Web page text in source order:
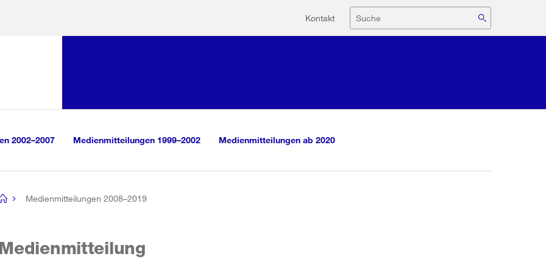
Hilfsnavigation
Kontakt Suche
2002–2007 Medienmitteilungen 1999–2002 Medienmitteilungen ab 2020
Medienmitteilungen 2008–2019